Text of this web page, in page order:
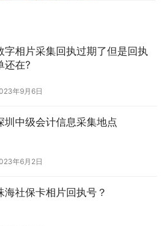
字相片采集回执过期了但是回执
还在?
年9月6日
圳中级会计信息采集地点
年6月2日
海社保卡相片回执号？